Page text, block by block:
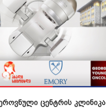
ცენტრის კლინიკა